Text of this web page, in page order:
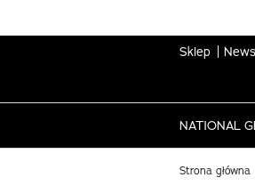
Sklep
NATIONAL
Strona główna